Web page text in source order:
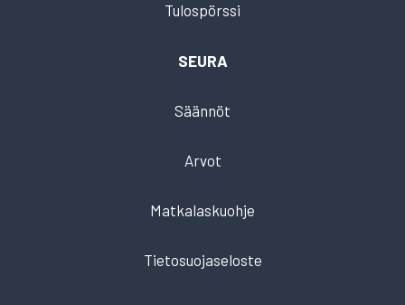
Tulospörssi
SEURA
Säännöt
Arvot
Matkalaskuohje
Tietosuojaseloste